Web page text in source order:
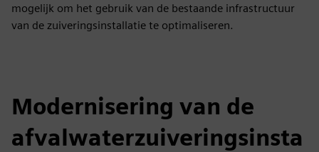
mogelijk om het gebruik van de bestaande infrastructuur
van de zuiveringsinstallatie te optimaliseren.
Modernisering van de
afvalwaterzuiveringsinsta